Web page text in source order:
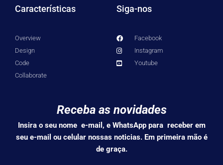
Características
Overview
Design
Code
Collaborate
Siga-nos
Facebook
Instagram
Youtube
Receba as novidades
Insira o seu nome e-mail, e WhatsApp para receber em
seu e-mail ou celular nossas noticias. Em primeira mão é
de graça.